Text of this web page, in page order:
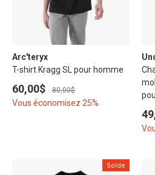
Arc'teryx
T-shirt Kragg SL pour homme
60,00$ 80,00$
Vous économisez 25%
Solde